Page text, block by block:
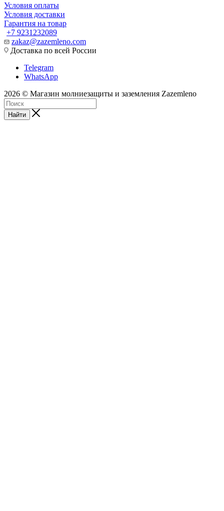
Условия оплаты
Условия доставки
Гарантия на товар
+7 9231232089
zakaz@zazemleno.com
Доставка по всей России
Telegram
WhatsApp
2026 © Магазин молниезащиты и заземления Zazemleno
Найти